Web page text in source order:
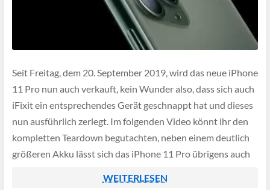
Seit Freitag, dem 20. September 2019, wird das neue iPhone
11 Pro nun auch verkauft, kein Wunder also, dass sich auch
iFixit ein entsprechendes Gerät geschnappt hat und dieses
nun ausführlich zerlegt. Im folgenden Video könnt ihr den
kompletten Teardown begutachten, neben einem deutlich
größeren Akku lässt sich das iPhone 11 Pro übrigens auch
WEITERLESEN